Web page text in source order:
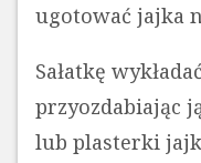
ugotować jajka
Sałatkę
przyozdabiając
lub plasterki